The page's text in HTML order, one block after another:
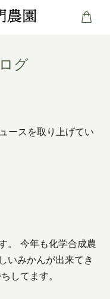
グ
ースを取り上げてい
。 今年も化学合成農
いみかんが出来てき
してます。